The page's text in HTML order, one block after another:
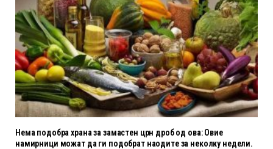
Нема подобра храна за замастен црн дроб од ова: Овие
намирници можат да ги подобрат наодите за неколку недели.